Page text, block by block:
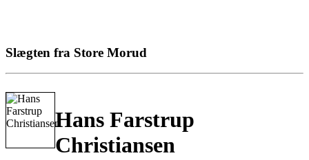
Slægten fra Store Morud
Hans Farstrup
Christiansen